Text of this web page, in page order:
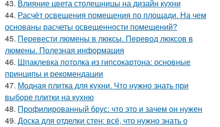
43. Влияние цвета столешницы на дизайн кухни
44. Расчёт освещения помещения по площади. На чем
основаны расчеты освещенности помещений?
45. Перевести люмены в люксы. Перевод люксов в
люмены. Полезная информация
46. Шпаклевка потолка из гипсокартона: основные
принципы и рекомендации
47. Модная плитка для кухни. Что нужно знать при
выборе плитки на кухню
48. Профилированный брус: что это и зачем он нужен
49. Доска для отделки стен: всё, что нужно знать о